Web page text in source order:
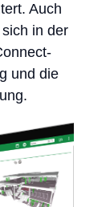
Auch
in der
und die